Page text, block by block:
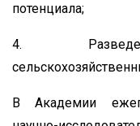
потенциала;
4.
В Академии